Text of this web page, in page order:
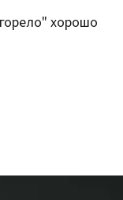
хорошо